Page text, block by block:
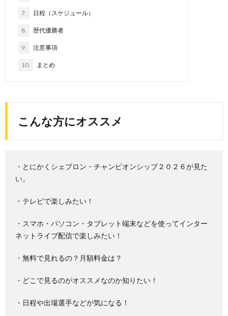
7. 日程（スケジュール）
8. 歴代優勝者
9. 注意事項
10. まとめ
こんな方にオススメ
・とにかくシェブロン・チャンピオンシップ２０２６が見た
い。
・テレビで楽しみたい！
・スマホ・パソコン・タブレット端末などを使ってインター
ネットライブ配信で楽しみたい！
・無料で見れるの？月額料金は？
・どこで見るのがオススメなのか知りたい！
・日程や出場選手などが気になる！